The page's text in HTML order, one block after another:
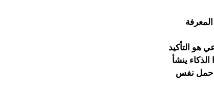
هو التأكيد
ينشأ
حمل نفس